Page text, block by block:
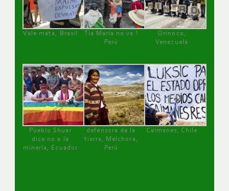
Vale mata, Brasil
Tía María no va !
Perú
Orinoco,
Venezuela
Pueblo Shuar
dice no a la
minería, Ecuador
defensora de la
tierra, Melchora,
Perú
Caimanes, Chile